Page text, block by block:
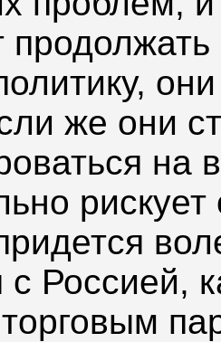
же они
на
с Россией,